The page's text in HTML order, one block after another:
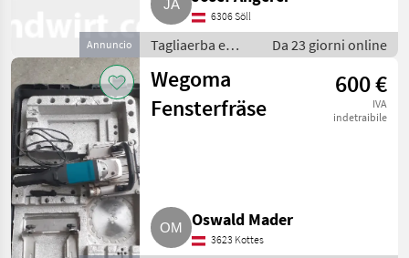
Annuncio
6306 Söll
Tagliaerba e
macchine da
giardinaggio /
Porte e finestre
Da 23 giorni online
Wegoma
Fensterfräse
600 €
IVA
indetraibile
Oswald Mader
3623 Kottes